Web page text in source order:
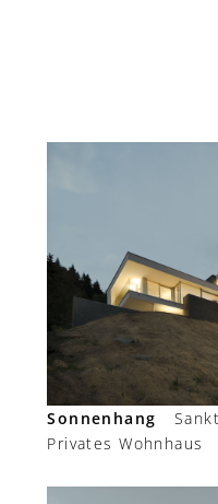
Sonnenhang
Privates Wohnhaus